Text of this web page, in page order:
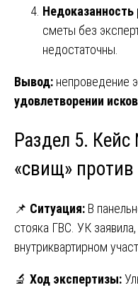
сметы без
недостаточны.
Вывод: непроведение
удовлетворении
Раздел 5.
«свищ»
📌 Ситуация: В
стояка ГВС. УК
внутриквартирном
🔬 Ход экспертизы: